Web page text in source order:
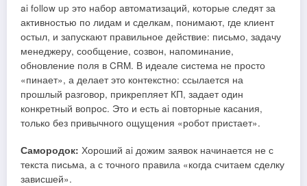
ai follow up это набор автоматизаций, которые следят за
активностью по лидам и сделкам, понимают, где клиент
остыл, и запускают правильное действие: письмо, задачу
менеджеру, сообщение, созвон, напоминание,
обновление поля в CRM. В идеале система не просто
«пинает», а делает это контекстно: ссылается на
прошлый разговор, прикрепляет КП, задает один
конкретный вопрос. Это и есть ai повторные касания,
только без привычного ощущения «робот пристает».
Самородок: Хороший ai дожим заявок начинается не с
текста письма, а с точного правила «когда считаем сделку
зависшей».